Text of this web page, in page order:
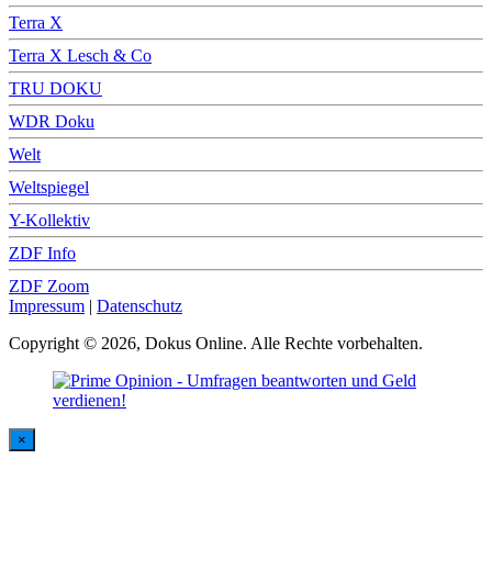
Terra X
Terra X Lesch & Co
TRU DOKU
WDR Doku
Welt
Weltspiegel
Y-Kollektiv
ZDF Info
ZDF Zoom
Impressum | Datenschutz
Copyright © 2026, Dokus Online. Alle Rechte vorbehalten.
×